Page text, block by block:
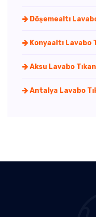
Döşemealtı
Konyaaltı Lavabo
Aksu Lavabo
Antalya Lavabo